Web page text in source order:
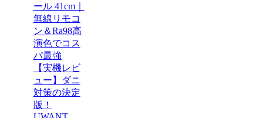
ール 41cm｜
無線リモコ
ン＆Ra98高
演色でコス
パ最強
【実機レビ
ュー】ダニ
対策の決定
版！